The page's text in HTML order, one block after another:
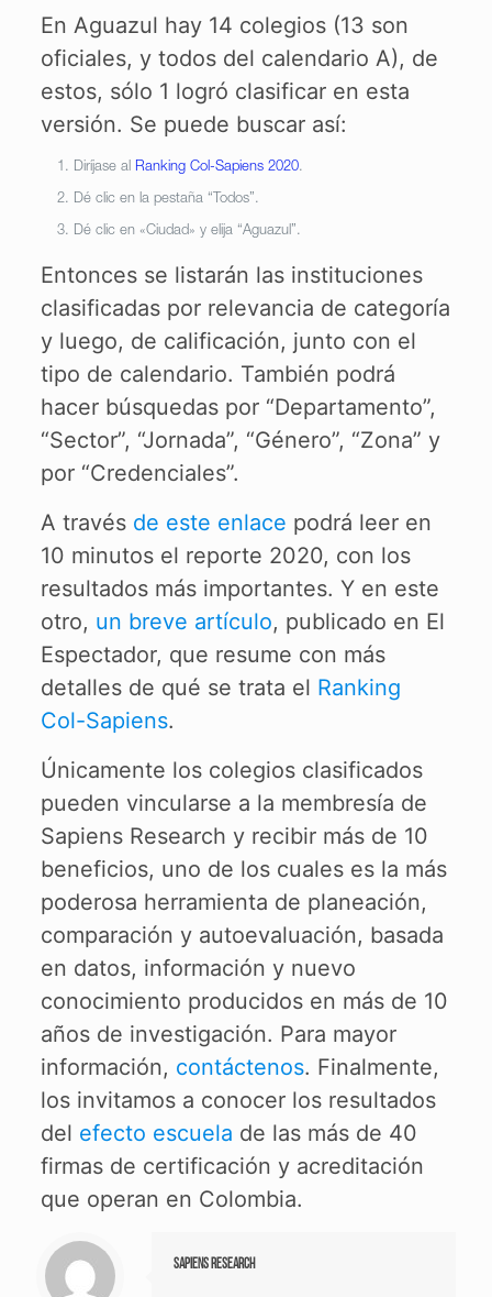
En Aguazul hay 14 colegios (13 son
oficiales, y todos del calendario A), de
estos, sólo 1 logró clasificar en esta
versión. Se puede buscar así:
Diríjase al Ranking Col-Sapiens 2020.
Dé clic en la pestaña “Todos”.
Dé clic en «Ciudad» y elija “Aguazul”.
Entonces se listarán las instituciones
clasificadas por relevancia de categoría
y luego, de calificación, junto con el
tipo de calendario. También podrá
hacer búsquedas por “Departamento”,
“Sector”, “Jornada”, “Género”, “Zona” y
por “Credenciales”.
A través de este enlace podrá leer en
10 minutos el reporte 2020, con los
resultados más importantes. Y en este
otro, un breve artículo, publicado en El
Espectador, que resume con más
detalles de qué se trata el Ranking
Col-Sapiens.
Únicamente los colegios clasificados
pueden vincularse a la membresía de
Sapiens Research y recibir más de 10
beneficios, uno de los cuales es la más
poderosa herramienta de planeación,
comparación y autoevaluación, basada
en datos, información y nuevo
conocimiento producidos en más de 10
años de investigación. Para mayor
información, contáctenos. Finalmente,
los invitamos a conocer los resultados
del efecto escuela de las más de 40
firmas de certificación y acreditación
que operan en Colombia.
Sapiens Research